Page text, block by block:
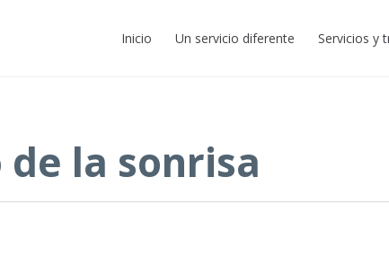
Inicio Un servicio diferente Servicios y
la sonrisa